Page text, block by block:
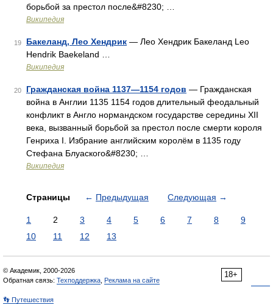
борьбой за престол после&#8230; …
Википедия
19 Бакеланд, Лео Хендрик — Лео Хендрик Бакеланд Leo
Hendrik Baekeland …
Википедия
20 Гражданская война 1137—1154 годов — Гражданская
война в Англии 1135 1154 годов длительный феодальный
конфликт в Англо нормандском государстве середины XII
века, вызванный борьбой за престол после смерти короля
Генриха I. Избрание английским королём в 1135 году
Стефана Блуаского&#8230; …
Википедия
Страницы ← Предыдущая Следующая →
1 2 3 4 5 6 7 8
9
10
11 12 13
18+
© Академик, 2000-2026
Обратная связь: Техподдержка Реклама на сайте
👣 Путешествия